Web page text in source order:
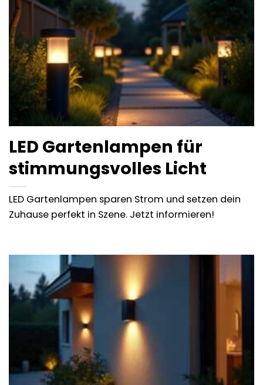
LED Gartenlampen für
stimmungsvolles Licht
LED Gartenlampen sparen Strom und setzen dein
Zuhause perfekt in Szene. Jetzt informieren!